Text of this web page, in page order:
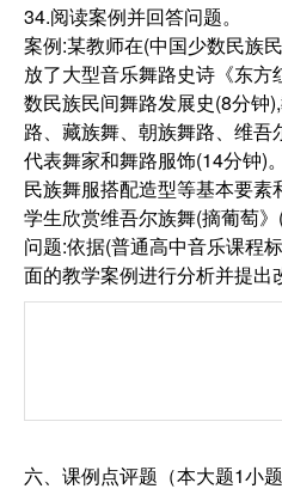
34.阅读案例并回答问题。
案例:某教师在(中国少数民族
放了大型音乐舞路史诗《东
数民族民间舞路发展史(8分钟
路、藏族舞、朝族舞路、维吾
代表舞家和舞路服饰(14分钟)
民族舞服搭配造型等基本要素
学生欣赏维吾尔族舞(摘葡萄》
问题:依据(普通高中音乐课程
面的教学案例进行分析并提出
六、课例点评题（本大题1小题